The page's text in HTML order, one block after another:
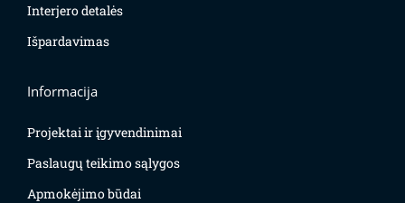
Interjero detalės
Išpardavimas
Informacija
Projektai ir įgyvendinimai
Paslaugų teikimo sąlygos
Apmokėjimo būdai